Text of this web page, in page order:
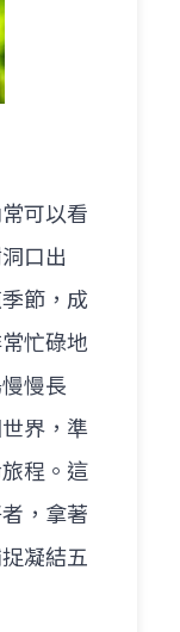
可以看
口出
節，成
忙碌地
慢長
界，準
程。這
，拿著
凝結五